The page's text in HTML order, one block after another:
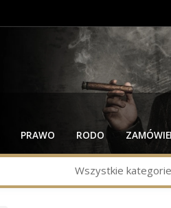
PRAWO RODO
Wszystkie kategorie